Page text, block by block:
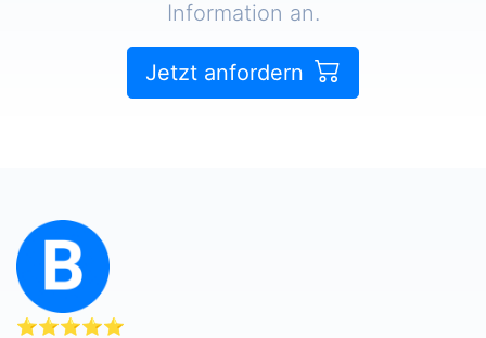
Information an.
Jetzt anfordern
⭐⭐⭐⭐⭐